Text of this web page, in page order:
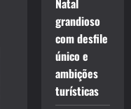
Natal
grandioso
com desfile
único e
ambições
turísticas